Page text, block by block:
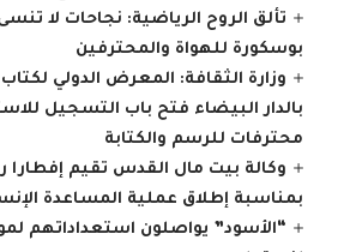
تألق الروح الرياضية: نجاحات لا
بوسكورة للهواة والمحترفين
وزارة الثقافة: المعرض الدولي
بالدار البيضاء فتح باب التسجيل
محترفات للرسم والكتابة
وكالة بيت مال القدس تقيم إفطارا
بمناسبة إطلاق عملية المساعدة
“الأسود” يواصلون استعداداتهم